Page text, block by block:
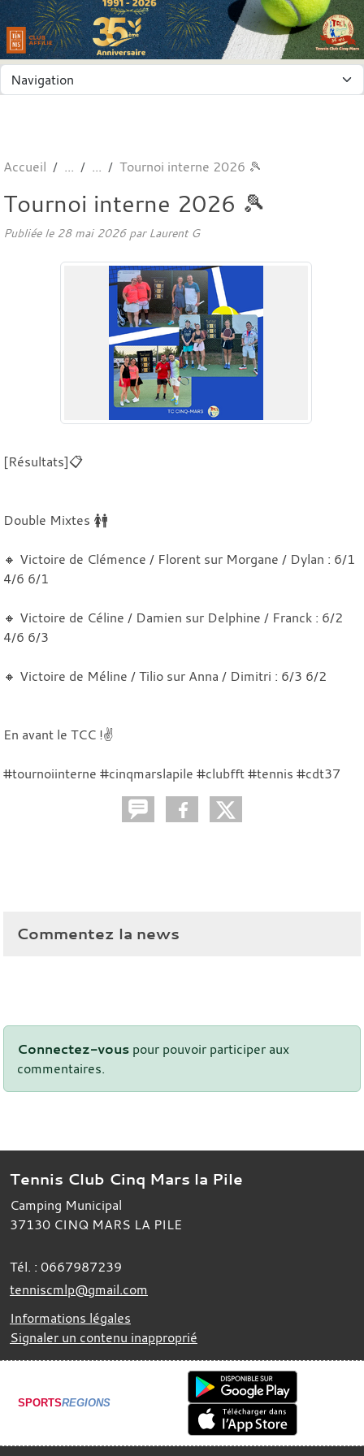
Accueil Tournoi interne 2026 🎾
Tournoi interne 2026 🎾
Publiée le 28 mai 2026par Laurent G
[Résultats]📋
Double Mixtes 🚺🚹
🔸 Victoire de Clémence / Florent sur Morgane / Dylan : 6/1
4/6 6/1
🔸 Victoire de Céline / Damien sur Delphine / Franck : 6/2
4/6 6/3
🔸 Victoire de Méline / Tilio sur Anna / Dimitri : 6/3 6/2
En avant le TCC !✌️
#tournoiinterne #cinqmarslapile #clubfft #tennis #cdt37
Commentez la news
Connectez-vous pour pouvoir participer aux
commentaires.
Tennis Club Cinq Mars la Pile
Camping Municipal
37130 CINQ MARS LA PILE
Tél. : 0667987239
tenniscmlp@gmail.com
Informations légales
Signaler un contenu inapproprié
SPORTSREGIONS
Panneau de gestion des cookies